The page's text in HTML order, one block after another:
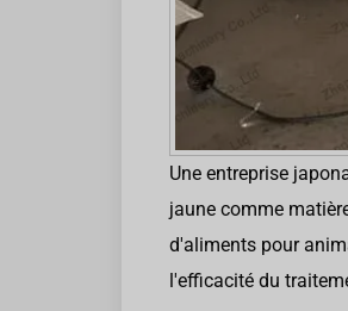
Une entreprise
jaune comme
d'aliments pour
l'efficacité du